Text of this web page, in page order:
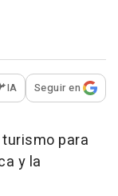
para
IA Seguir en
para
y la